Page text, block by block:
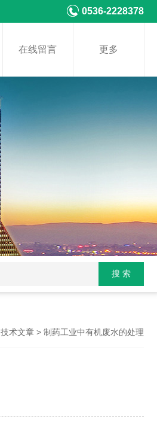
0536-2228378
在线留言 更多
技术文章 > 制药工业中有机废水的处理